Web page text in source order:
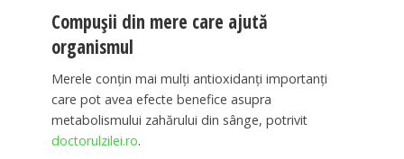
Compușii din mere care ajută
organismul
Merele conțin mai mulți antioxidanți importanți
care pot avea efecte benefice asupra
metabolismului zahărului din sânge, potrivit
doctorulzilei.ro.